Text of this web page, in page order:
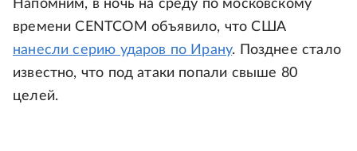
Напомним, в ночь на среду по московскому
времени CENTCOM объявило, что США
нанесли серию ударов по Ирану. Позднее стало
известно, что под атаки попали свыше 80
целей.